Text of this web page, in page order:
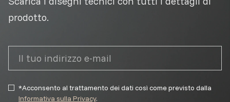
prodotto.
*Acconsento al trattamento dei dati così come previsto dalla
Informativa sulla Privacy.